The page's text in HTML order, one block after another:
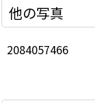
他の写真
2084057466